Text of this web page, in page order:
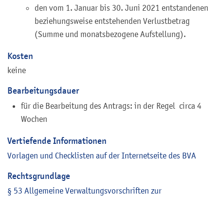
den vom 1. Januar bis 30. Juni 2021 entstandenen
beziehungsweise entstehenden Verlustbetrag
(Summe und monatsbezogene Aufstellung).
Kosten
keine
Bearbeitungsdauer
für die Bearbeitung des Antrags: in der Regel circa 4
Wochen
Vertiefende Informationen
Vorlagen und Checklisten auf der Internetseite des BVA
Rechtsgrundlage
§ 53 Allgemeine Verwaltungsvorschriften zur